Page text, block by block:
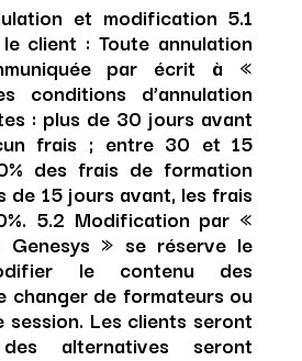
et modification 5.1
client : Toute annulation
par écrit à «
conditions d’annulation
: plus de 30 jours avant
frais ; entre 30 et 15
des frais de formation
de 15 jours avant, les frais
5.2 Modification par «
» se réserve le
le contenu des
changer de formateurs ou
Les clients seront
alternatives seront